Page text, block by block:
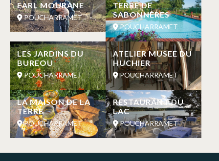
EARL MOURANE
POUCHARRAMET
TERRE DE
SABONNÈRES
POUCHARRAMET
LES JARDINS DU
BUREOU
POUCHARRAMET
ATELIER MUSEE DU
HUCHIER
POUCHARRAMET
LA MAISON DE LA
TERRE
POUCHARRAMET
RESTAURANT DU
LAC
POUCHARRAMET